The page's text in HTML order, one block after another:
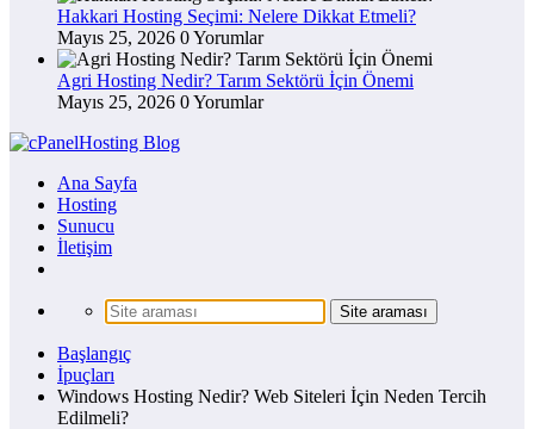
Hakkari Hosting Seçimi: Nelere Dikkat Etmeli?
Mayıs 25, 2026 0 Yorumlar
Agri Hosting Nedir? Tarım Sektörü İçin Önemi
Mayıs 25, 2026 0 Yorumlar
Ana Sayfa
Hosting
Sunucu
İletişim
Başlangıç
İpuçları
Windows Hosting Nedir? Web Siteleri İçin Neden Tercih
Edilmeli?